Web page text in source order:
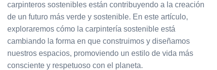
carpinteros sostenibles están contribuyendo a la creación
de un futuro más verde y sostenible. En este artículo,
exploraremos cómo la carpintería sostenible está
cambiando la forma en que construimos y diseñamos
nuestros espacios, promoviendo un estilo de vida más
consciente y respetuoso con el planeta.